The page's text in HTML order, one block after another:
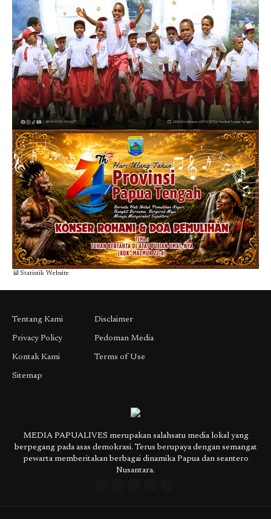
Statistik Website
Tentang Kami
Privacy Policy
Kontak Kami
Sitemap
Disclaimer
Pedoman Media
Terms of Use
MEDIA PAPUALIVES merupakan salahsatu media lokal yang
berpegang pada asas demokrasi. Terus berupaya dengan semangat
pewarta memberitakan berbagai dinamika Papua dan seantero
Nusantara.